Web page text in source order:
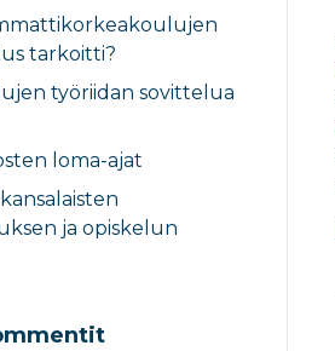
tarkoitti?
työriidan sovittelua
loma-ajat​
ja opiskelun